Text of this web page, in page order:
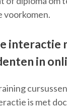
voorkomen.
interactie
in
is met